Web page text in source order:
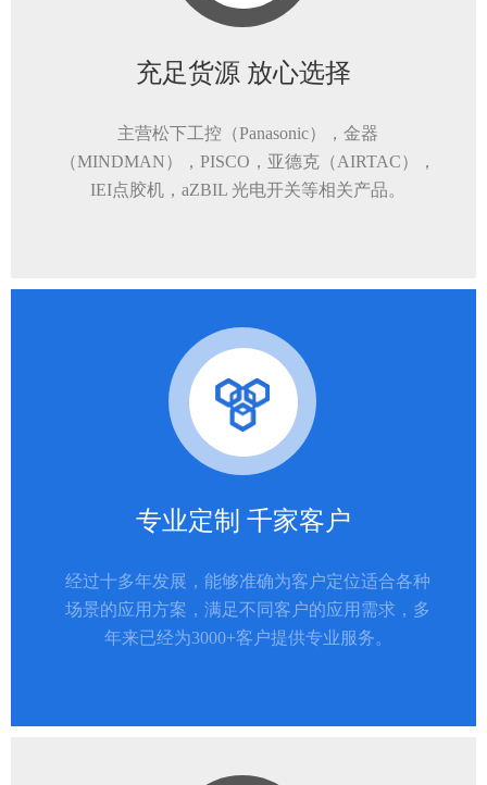
充足货源 放心选择
主营松下工控（Panasonic），金器
（MINDMAN），PISCO，亚德克（AIRTAC），
IEI点胶机，aZBIL 光电开关等相关产品。
专业定制 千家客户
经过十多年发展，能够准确为客户定位适合各种
场景的应用方案，满足不同客户的应用需求，多
年来已经为3000+客户提供专业服务。